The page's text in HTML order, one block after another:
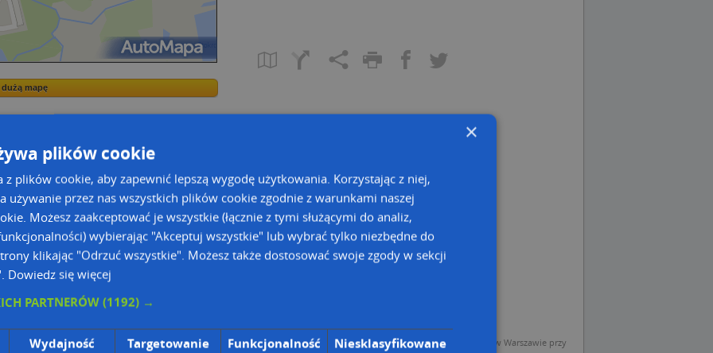
dużą mapę
mapę
Danych Osobowych Administratorem (RODO), administratorem danych jest AutoMapa sp. z o.o. (Operator) z siedzibą w Warszawie przy
×
plików cookie
z plików cookie, aby zapewnić lepszą wygodę użytkowania. Korzystając z niej,
używanie przez nas wszystkich plików cookie zgodnie z warunkami naszej
Możesz zaakceptować je wszystkie (łącznie z tymi służącymi do analiz,
wybierając "Akceptuj wszystkie" lub wybrać tylko niezbędne do
klikając "Odrzuć wszystkie". Możesz także dostosować swoje zgody w sekcji
Dowiedz się więcej
PARTNERÓW(1192) →
Wydajność Targetowanie Funkcjonalność Niesklasyfikowane